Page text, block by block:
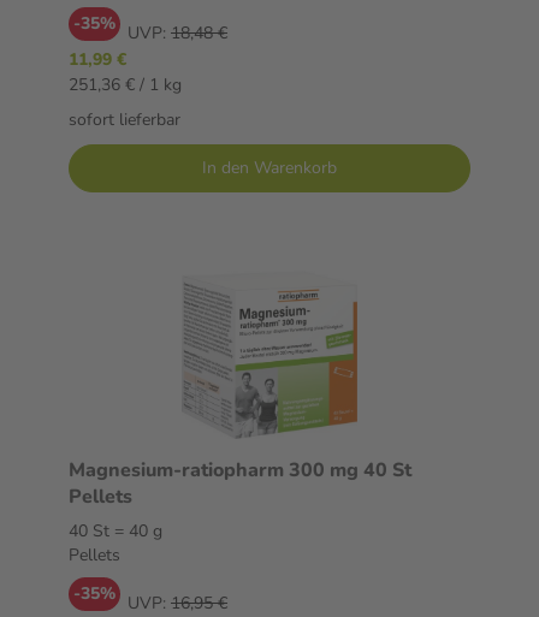
-35% UVP: 18,48 €
11,99 €
251,36 € / 1 kg
sofort lieferbar
In den Warenkorb
Magnesium-ratiopharm 300 mg 40 St
Pellets
40 St = 40 g
Pellets
-35% UVP: 16,95 €